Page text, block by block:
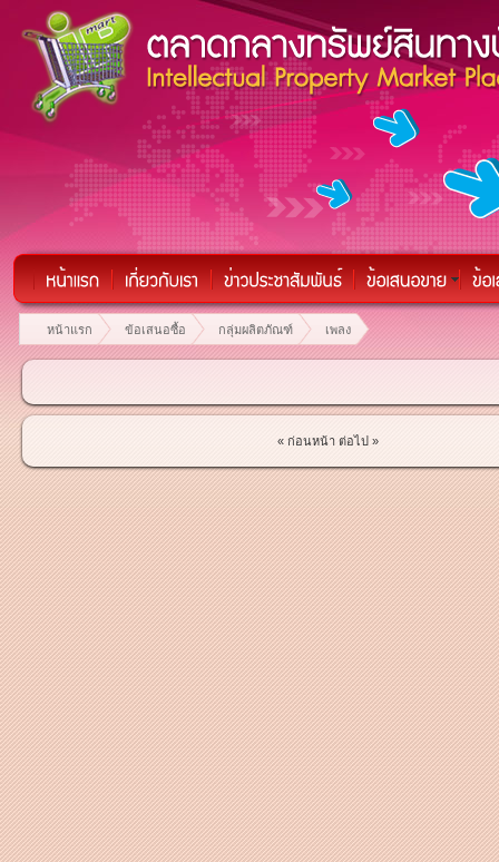
หน้าแรก ข้อเสนอซื้อ กลุ่มผลิตภัณฑ์ เพลง
« ก่อนหน้า ต่อไป »